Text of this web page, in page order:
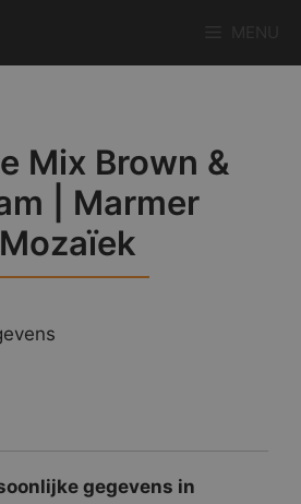
Mix Brown &
| Marmer
Mozaïek
gegevens in